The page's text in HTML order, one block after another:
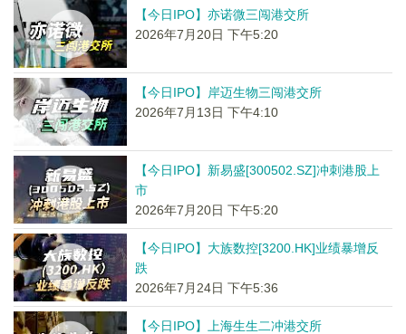
【今日IPO】亦诺微三闯港交所
2026年7月20日 下午5:20
【今日IPO】岸迈生物三闯港交所
2026年7月13日 下午4:10
【今日IPO】新易盛[300502.SZ]冲刺港股上
市
2026年7月20日 下午5:20
【今日IPO】大族数控[3200.HK]业绩暴增反
跌
2026年7月24日 下午5:36
【今日IPO】上海生生二冲港交所